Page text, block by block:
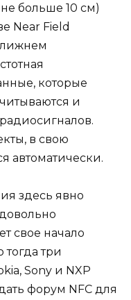
больше 10 см)
Near Field
которые
и
в свою
автоматически.
здесь явно
свое начало
три
Sony и NXP
форум NFC для